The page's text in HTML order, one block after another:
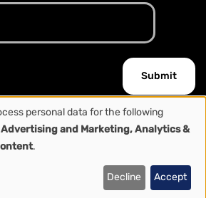
Le Vivier. All rights reserved.
Privacy Policy
Terms and Conditiions
personal data for the following
and Marketing, Analytics &
.
Decline Accept